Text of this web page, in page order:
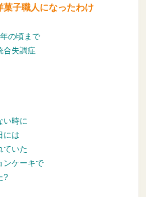
菓子職人になったわけ
の頃まで
合失調症
い時に
には
ていた
ンケーキで
?